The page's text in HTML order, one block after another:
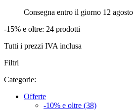
Consegna entro il giorno 12 agosto
-15% e oltre: 24 prodotti
Tutti i prezzi IVA inclusa
Filtri
Categorie:
Offerte
-10% e oltre (38)